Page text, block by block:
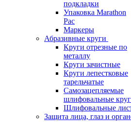
подкладки
Упаковка Marathon
Pac
Маркеры
Абразивные круги
Круги отрезные по
металлу
Круги зачистные
Круги лепестковые
тарельчатые
Самозацепляемые
шлифовальные
Шлифовальные
Защита лица, глаз и